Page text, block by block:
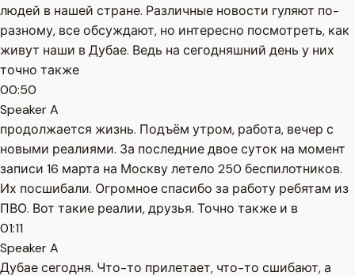
людей в нашей стране. Различные новости гуляют по-
разному, все обсуждают, но интересно посмотреть, как
живут наши в Дубае. Ведь на сегодняшний день у них
точно также
00:50
Speaker A
продолжается жизнь. Подъём утром, работа, вечер с
новыми реалиями. За последние двое суток на момент
записи 16 марта на Москву летело 250 беспилотников.
Их посшибали. Огромное спасибо за работу ребятам из
ПВО. Вот такие реалии, друзья. Точно также и в
01:11
Speaker A
Дубае сегодня. Что-то прилетает, что-то сшибают, а